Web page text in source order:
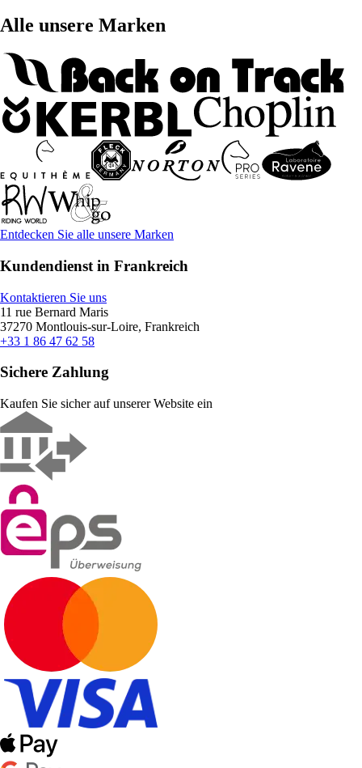
Alle unsere Marken
Entdecken Sie alle unsere Marken
Kundendienst in Frankreich
Kontaktieren Sie uns
11 rue Bernard Maris
37270 Montlouis-sur-Loire, Frankreich
+33 1 86 47 62 58
Sichere Zahlung
Kaufen Sie sicher auf unserer Website ein